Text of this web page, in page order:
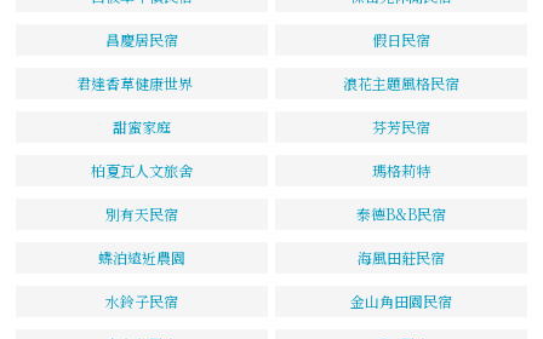
昌慶居民宿 假日民宿
君達香草健康世界 浪花主題風格民宿
甜蜜家庭 芬芳民宿
柏夏瓦人文旅舍 瑪格莉特
別有天民宿 泰德B&B民宿
蝶泊遠近農園 海風田莊民宿
水鈴子民宿 金山角田園民宿